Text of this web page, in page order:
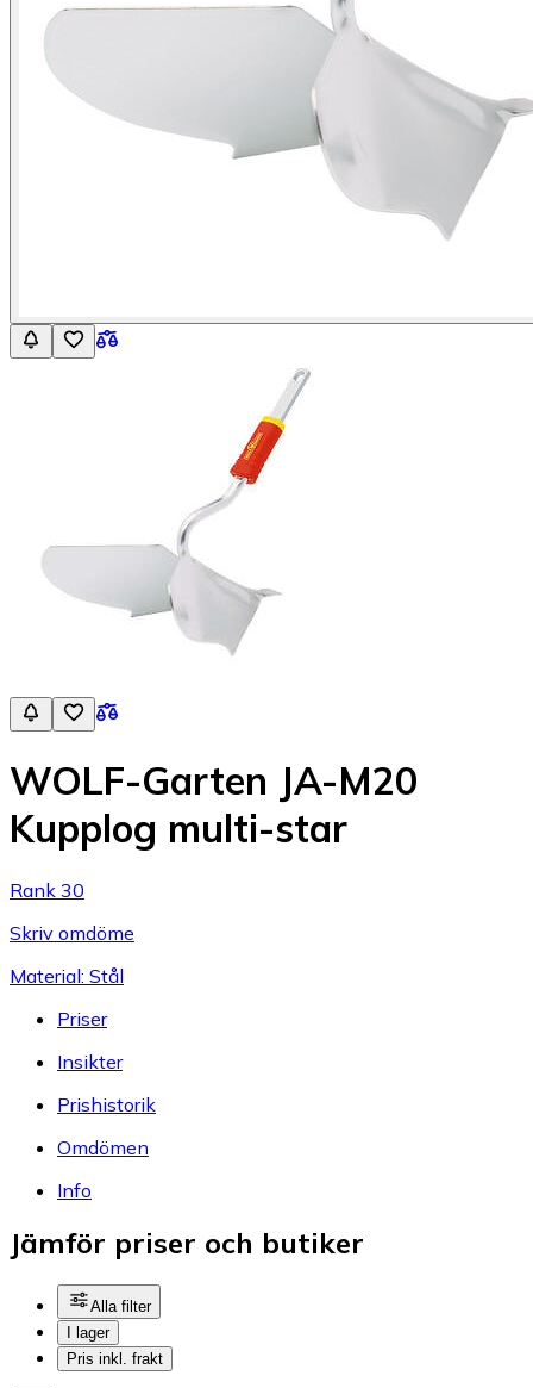
WOLF-Garten JA-M20
Kupplog multi-star
Rank 30
Skriv omdöme
Material: Stål
Priser
Insikter
Prishistorik
Omdömen
Info
Jämför priser och butiker
Alla filter
I lager
Pris inkl. frakt